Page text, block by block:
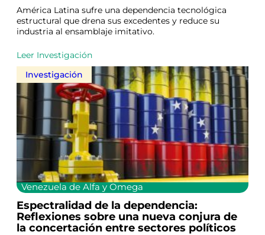
América Latina sufre una dependencia tecnológica
estructural que drena sus excedentes y reduce su
industria al ensamblaje imitativo.
Leer Investigación
Investigación
Venezuela de Alfa y Omega
Espectralidad de la dependencia:
Reflexiones sobre una nueva conjura de
la concertación entre sectores políticos